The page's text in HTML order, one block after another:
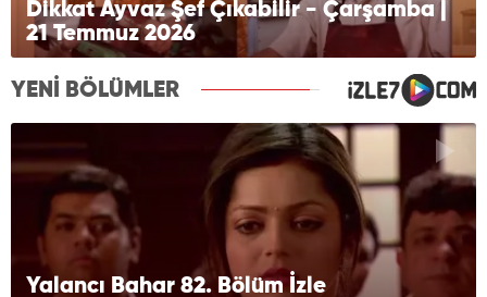
Dikkat Ayvaz Şef Çıkabilir - Çarşamba |
21 Temmuz 2026
YENİ BÖLÜMLER
Yalancı Bahar 82. Bölüm İzle